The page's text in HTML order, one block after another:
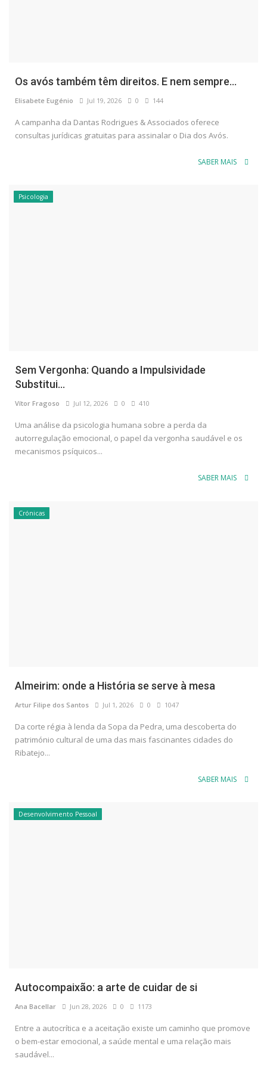
Os avós também têm direitos. E nem sempre...
Elisabete Eugénio Jul 19, 2026 0 144
A campanha da Dantas Rodrigues & Associados oferece
consultas jurídicas gratuitas para assinalar o Dia dos Avós.
SABER MAIS
Psicologia
Sem Vergonha: Quando a Impulsividade
Substitui...
Vítor Fragoso Jul 12, 2026 0 410
Uma análise da psicologia humana sobre a perda da
autorregulação emocional, o papel da vergonha saudável e os
mecanismos psíquicos...
SABER MAIS
Crónicas
Almeirim: onde a História se serve à mesa
Artur Filipe dos Santos Jul 1, 2026 0 1047
Da corte régia à lenda da Sopa da Pedra, uma descoberta do
património cultural de uma das mais fascinantes cidades do
Ribatejo...
SABER MAIS
Desenvolvimento Pessoal
Autocompaixão: a arte de cuidar de si
Ana Bacellar Jun 28, 2026 0 1173
Entre a autocrítica e a aceitação existe um caminho que promove
o bem-estar emocional, a saúde mental e uma relação mais
saudável...